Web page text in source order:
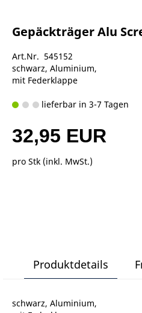
Gepäckträger Alu
Art.Nr. 545152
schwarz, Aluminium,
mit Federklappe
lieferbar in 3-7 Tagen
32,95 EUR
pro Stk (inkl. MwSt.)
Produktdetails
schwarz, Aluminium,